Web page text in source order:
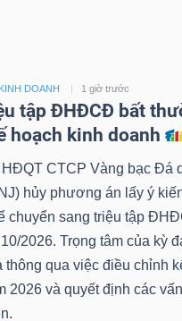
DOANH 1 giờ trước
tập ĐHĐCĐ bất
hoạch kinh doanh
CTCP Vàng bạc Đá
hủy phương án lấy ý
chuyển sang triệu tập
2026. Trọng tâm của kỳ
thông qua việc điều chỉnh
2026 và quyết định các